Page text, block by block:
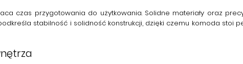
czas przygotowania do użytkowania. Solidne materiały oraz
stabilność i solidność konstrukcji, dzięki czemu komoda stoi